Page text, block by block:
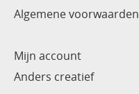
Algemene voorwaarden
Mijn account
Anders creatief